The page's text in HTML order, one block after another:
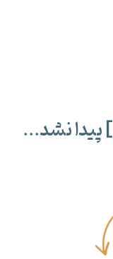
] پیدا نشد...